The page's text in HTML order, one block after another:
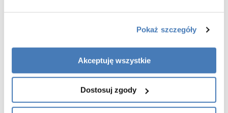
Pokaż szczegóły
Akceptuję wszystkie
Dostosuj zgody
dopasować go do indywidualnych warunków łazienki. Drzwi
przesuwne gwarantują oszczędność miejsca oraz wygodne wejście
do strefy kąpielowej.
Uniwersalny montaż – na brodziku lub posadzce